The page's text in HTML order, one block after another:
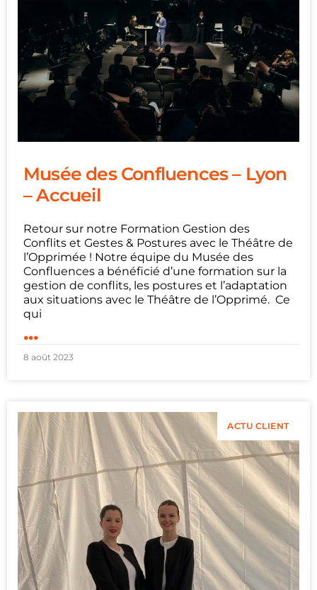
Musée des Confluences – Lyon
– Accueil
Retour sur notre Formation Gestion des
Conflits et Gestes & Postures avec le Théâtre de
l’Opprimée ! Notre équipe du Musée des
Confluences a bénéficié d’une formation sur la
gestion de conflits, les postures et l’adaptation
aux situations avec le Théâtre de l’Opprimé. Ce
qui
...
8 août 2023
ACTU CLIENT